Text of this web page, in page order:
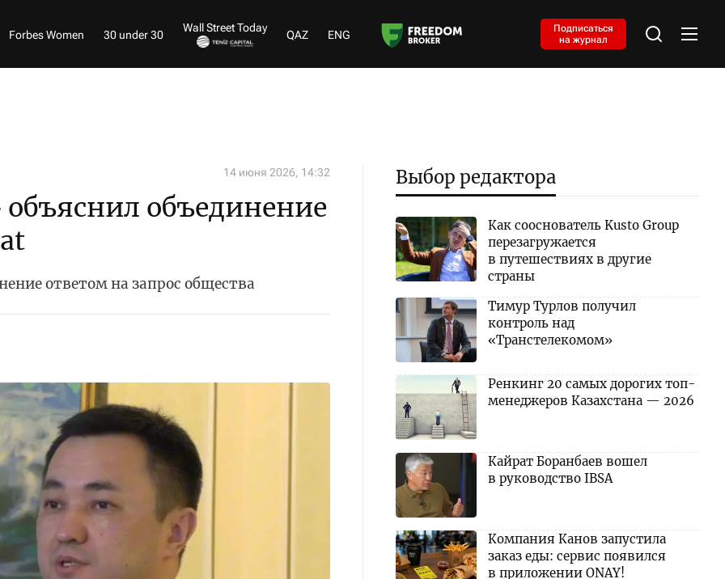
Forbes Women 30 under 30
Wall Street Today
QAZ ENG
Подписаться
на журнал
14 июня 2026, 14:32
объяснил объединение
ответом на запрос общества
Выбор редактора
Как сооснователь Kusto Group
перезагружается
в путешествиях в другие
страны
Тимур Турлов получил
контроль над
«Транстелекомом»
Ренкинг 20 самых дорогих топ-
менеджеров Казахстана — 2026
Кайрат Боранбаев вошел
в руководство IBSA
Компания Канов запустила
заказ еды: сервис появился
в приложении ONAY!